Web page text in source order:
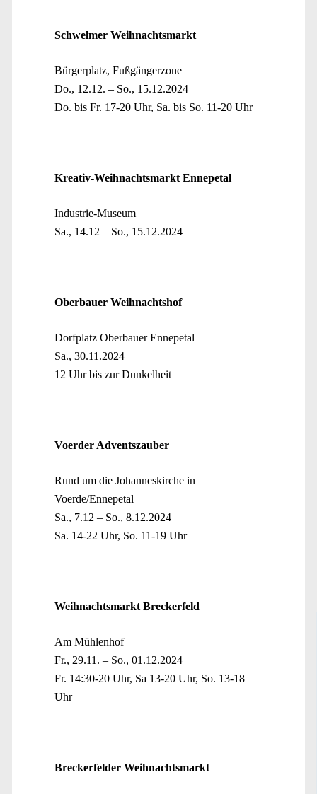
Schwelmer Weihnachtsmarkt
Bürgerplatz, Fußgängerzone
Do., 12.12. – So., 15.12.2024
Do. bis Fr. 17-20 Uhr, Sa. bis So. 11-20 Uhr
Kreativ-Weihnachtsmarkt Ennepetal
Industrie-Museum
Sa., 14.12 – So., 15.12.2024
Oberbauer Weihnachtshof
Dorfplatz Oberbauer Ennepetal
Sa., 30.11.2024
12 Uhr bis zur Dunkelheit
Voerder Adventszauber
Rund um die Johanneskirche in
Voerde/Ennepetal
Sa., 7.12 – So., 8.12.2024
Sa. 14-22 Uhr, So. 11-19 Uhr
Weihnachtsmarkt Breckerfeld
Am Mühlenhof
Fr., 29.11. – So., 01.12.2024
Fr. 14:30-20 Uhr, Sa 13-20 Uhr, So. 13-18
Uhr
Breckerfelder Weihnachtsmarkt